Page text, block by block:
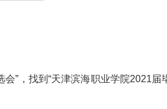
”，找到“天津滨海职业学院2021届